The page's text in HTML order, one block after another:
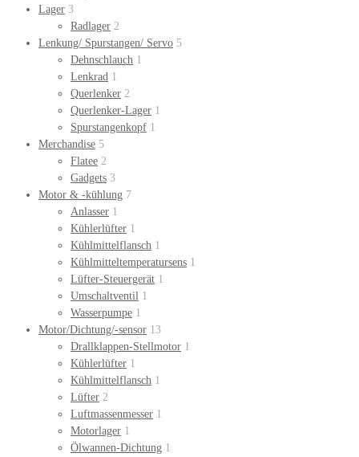
Lager 3
Radlager 2
Lenkung/ Spurstangen/ Servo 5
Dehnschlauch 1
Lenkrad 1
Querlenker 2
Querlenker-Lager 1
Spurstangenkopf 1
Merchandise 5
Flatee 2
Gadgets 3
Motor & -kühlung 7
Anlasser 1
Kühlerlüfter 1
Kühlmittelflansch 1
Kühlmitteltemperatursens 1
Lüfter-Steuergerät 1
Umschaltventil 1
Wasserpumpe 1
Motor/Dichtung/-sensor 13
Drallklappen-Stellmotor 1
Kühlerlüfter 1
Kühlmittelflansch 1
Lüfter 2
Luftmassenmesser 1
Motorlager 1
Ölwannen-Dichtung 1